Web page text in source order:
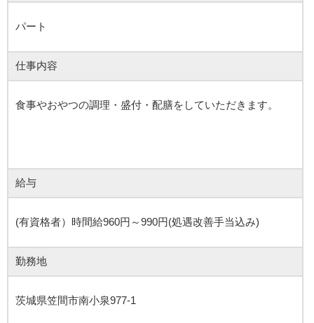
パート
仕事内容
食事やおやつの調理・盛付・配膳をしていただきます。
給与
(有資格者）時間給960円～990円(処遇改善手当込み)
勤務地
茨城県笠間市南小泉977-1